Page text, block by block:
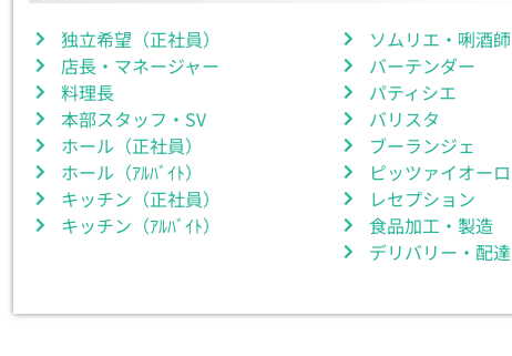
独立希望（正社員）
店長・マネージャー
料理長
本部スタッフ・SV
ホール（正社員）
ホール（ｱﾙﾊﾞｲﾄ）
キッチン（正社員）
キッチン（ｱﾙﾊﾞｲﾄ）
ソムリエ・唎酒師
バーテンダー
パティシエ
バリスタ
ブーランジェ
ピッツァイオーロ
レセプション
食品加工・製造
デリバリー・配達